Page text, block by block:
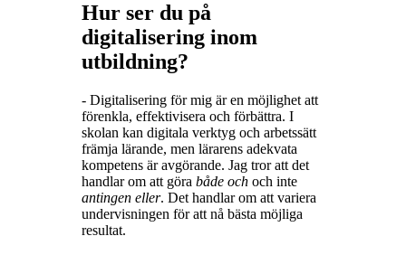
Hur ser du på
digitalisering inom
utbildning?
- Digitalisering för mig är en möjlighet att
förenkla, effektivisera och förbättra. I
skolan kan digitala verktyg och arbetssätt
främja lärande, men lärarens adekvata
kompetens är avgörande. Jag tror att det
handlar om att göra både ochoch inte
antingen eller. Det handlar om att variera
undervisningen för att nå bästa möjliga
resultat.